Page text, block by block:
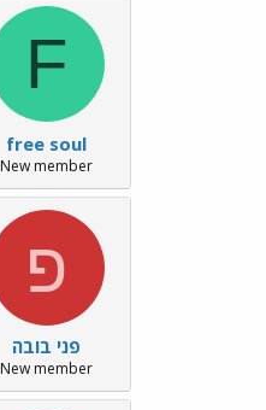
F
free soul
New member
פ
פני בובה
New member